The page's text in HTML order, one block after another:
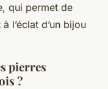
qui permet de
l’éclat d’un bijou
pierres
?